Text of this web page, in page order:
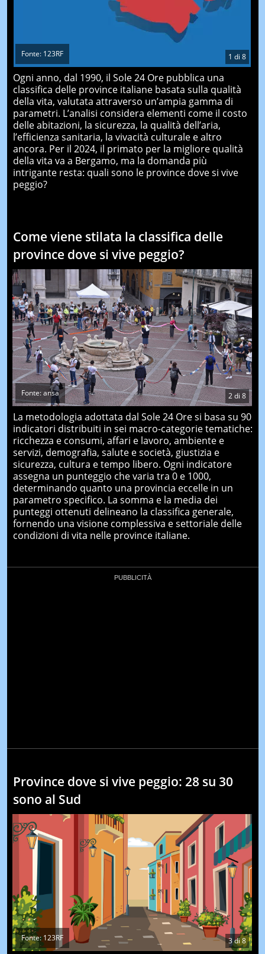
1 di 8
Fonte: 123RF
Ogni anno, dal 1990, il Sole 24 Ore pubblica una
classifica delle province italiane basata sulla qualità
della vita, valutata attraverso un’ampia gamma di
parametri. L’analisi considera elementi come il costo
delle abitazioni, la sicurezza, la qualità dell’aria,
l’efficienza sanitaria, la vivacità culturale e altro
ancora. Per il 2024, il primato per la migliore qualità
della vita va a Bergamo, ma la domanda più
intrigante resta: quali sono le province dove si vive
peggio?
Come viene stilata la classifica delle
province dove si vive peggio?
2di 8
Fonte: ansa
La metodologia adottata dal Sole 24 Ore si basa su 90
indicatori distribuiti in sei macro-categorie tematiche:
ricchezza e consumi, affari e lavoro, ambiente e
servizi, demografia, salute e società, giustizia e
sicurezza, cultura e tempo libero. Ogni indicatore
assegna un punteggio che varia tra 0 e 1000,
determinando quanto una provincia eccelle in un
parametro specifico. La somma e la media dei
punteggi ottenuti delineano la classifica generale,
fornendo una visione complessiva e settoriale delle
condizioni di vita nelle province italiane.
Province dove si vive peggio: 28 su 30
sono al Sud
3di8
Fonte: 123RF